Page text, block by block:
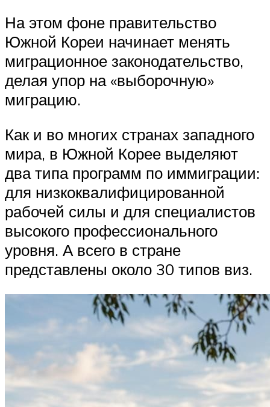
На этом фоне правительство
Южной Кореи начинает менять
миграционное законодательство,
делая упор на «выборочную»
миграцию.
Как и во многих странах западного
мира, в Южной Корее выделяют
два типа программ по иммиграции:
для низкоквалифицированной
рабочей силы и для специалистов
высокого профессионального
уровня. А всего в стране
представлены около 30 типов виз.